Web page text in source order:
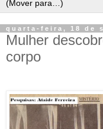
quarta-feira, 18 de
Mulher
corpo